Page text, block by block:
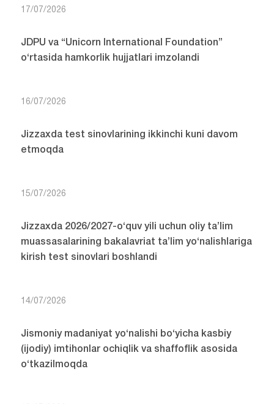
17/07/2026
JDPU va “Unicorn International Foundation”
o‘rtasida hamkorlik hujjatlari imzolandi
16/07/2026
Jizzaxda test sinovlarining ikkinchi kuni davom
etmoqda
15/07/2026
Jizzaxda 2026/2027-o‘quv yili uchun oliy ta’lim
muassasalarining bakalavriat ta’lim yo‘nalishlariga
kirish test sinovlari boshlandi
14/07/2026
Jismoniy madaniyat yo‘nalishi bo‘yicha kasbiy
(ijodiy) imtihonlar ochiqlik va shaffoflik asosida
o‘tkazilmoqda